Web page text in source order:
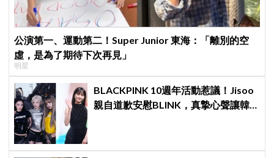
公演第一、運動第二！Super Junior 東海：「離別的空
虛，是為了期待下次再見」
明星
BLACKPINK 10週年活動惹議！Jisoo
親自道歉安慰BLINK，真摯心聲讓韓